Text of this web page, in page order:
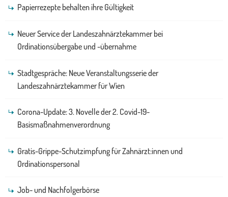
Papierrezepte behalten ihre Gültigkeit
Neuer Service der Landeszahnärztekammer bei
Ordinationsübergabe und -übernahme
Stadtgespräche: Neue Veranstaltungsserie der
Landeszahnärztekammer für Wien
Corona-Update: 3. Novelle der 2. Covid-19-
Basismaßnahmenverordnung
Gratis-Grippe-Schutzimpfung für Zahnärzt:innen und
Ordinationspersonal
Job- und Nachfolgerbörse